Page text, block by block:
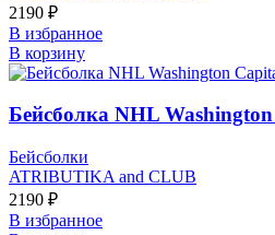
2190 ₽
В избранное
В корзину
Бейсболка NHL
Бейсболки
ATRIBUTIKA and CLUB
2190 ₽
В избранное